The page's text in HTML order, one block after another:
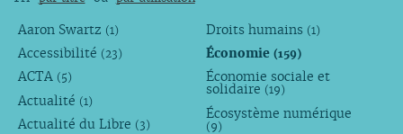
Aaron Swartz (1)
Accessibilité (23)
ACTA (5)
Actualité (1)
Actualité du Libre (3)
Droits humains (1)
Économie(159)
Économie sociale et
solidaire (19)
Écosystème numérique
(9)